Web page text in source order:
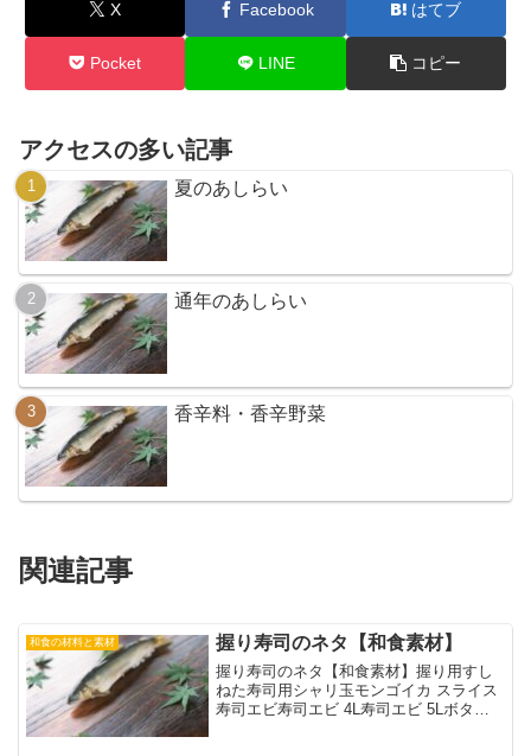
X Facebook はてブ
Pocket LINE コピー
アクセスの多い記事
夏のあしらい
通年のあしらい
香辛料・香辛野菜
関連記事
和食の材料と素材 握り寿司のネタ【和食素材】
握り寿司のネタ【和食素材】握り用すし
ねた寿司用シャリ玉モンゴイカ スライス
寿司エビ寿司エビ 4L寿司エビ 5Lボタン